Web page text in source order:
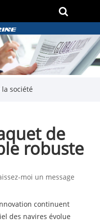
société
de
robuste
moi un message
continuent
des navires évolue